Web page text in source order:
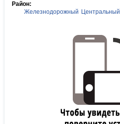
Район:
Железнодорожный Центральный